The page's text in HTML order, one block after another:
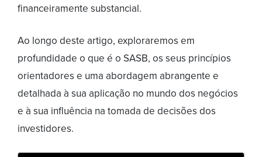
financeiramente substancial.
Ao longo deste artigo, exploraremos em
profundidade o que é o SASB, os seus princípios
orientadores e uma abordagem abrangente e
detalhada à sua aplicação no mundo dos negócios
e à sua influência na tomada de decisões dos
investidores.